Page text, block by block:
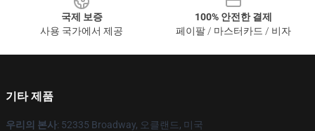
국제 보증
사용 국가에서 제공
100% 안전한 결제
페이팔 / 마스터카드 / 비자
기타 제품
우리의 본사: 52335 Broadway, 오클랜드, 미국